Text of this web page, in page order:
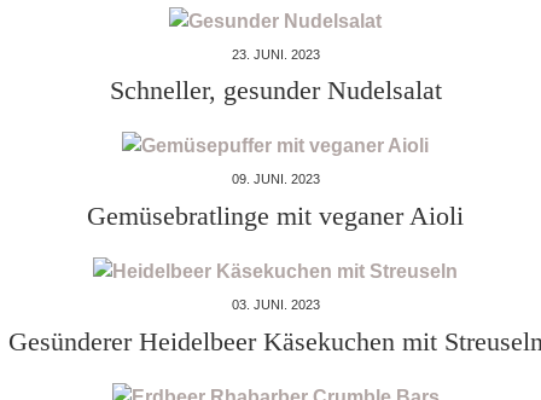
23. JUNI. 2023
Schneller, gesunder Nudelsalat
09. JUNI. 2023
Gemüsebratlinge mit veganer Aioli
03. JUNI. 2023
Gesünderer Heidelbeer Käsekuchen mit